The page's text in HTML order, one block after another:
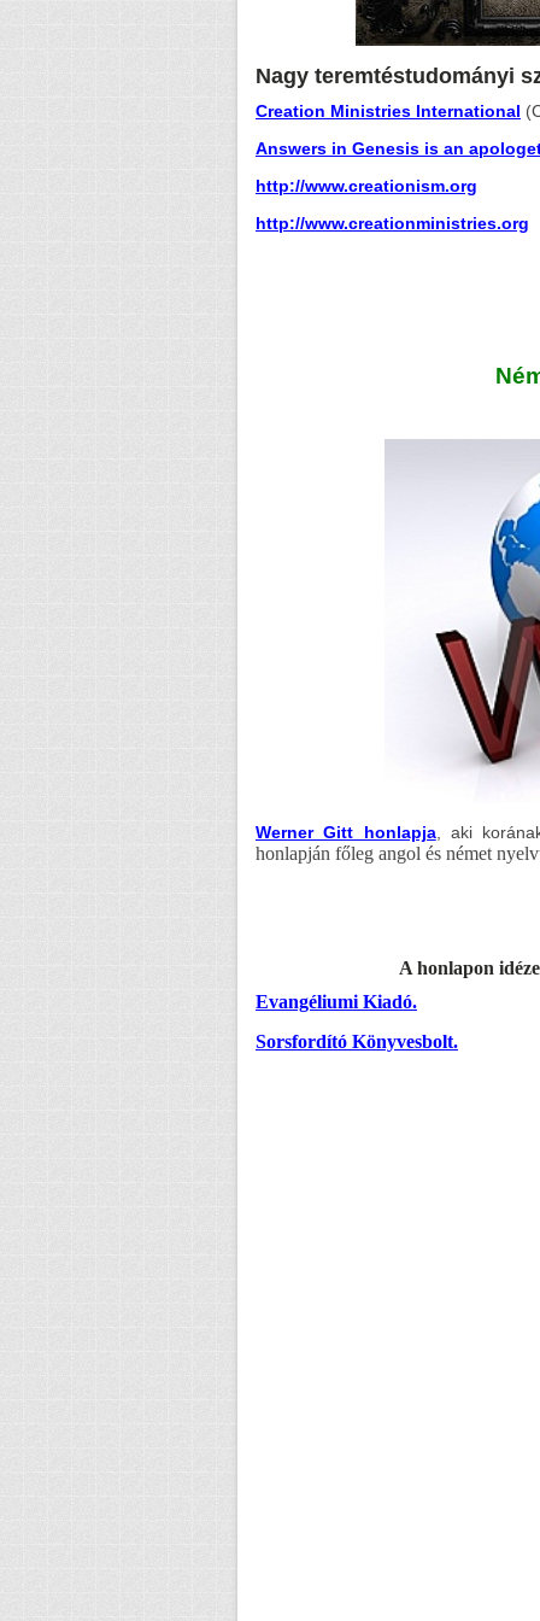
Nagy teremtéstudományi
Creation Ministries International
Answers in Genesis is an
http://www.creationism.org
http://www.creationministries.org
Werner Gitt honlapja, aki
honlapján főleg angol és német
A honlapon
Evangéliumi Kiadó.
Sorsfordító Könyvesbolt.